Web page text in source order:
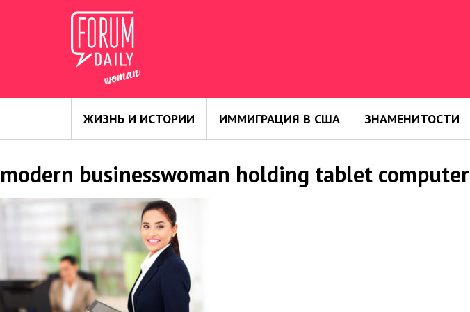
ЖИЗНЬ И ИСТОРИИ ИММИГРАЦИЯ В США ЗНАМЕНИТОСТИ
modern businesswoman holding tablet computer